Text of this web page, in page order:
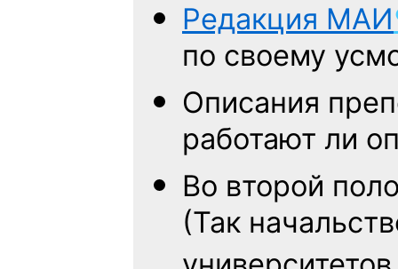
Редакция МАИ
по своему
Описания
работают ли
Во второй
(Так